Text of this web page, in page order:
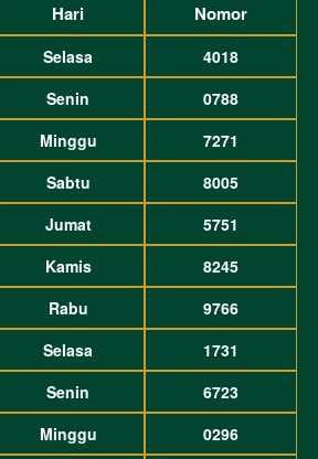
Hari Nomor
Selasa
4018
Senin
0788
Minggu
7271
Sabtu
8005
Jumat
5751
Kamis
8245
Rabu
9766
Selasa
1731
Senin
6723
Minggu 0296